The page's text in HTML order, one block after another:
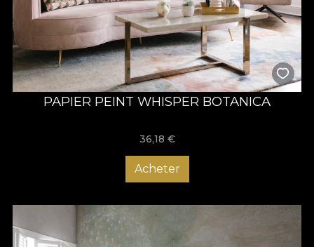
folosite.
De asemenea, pentru ca respectam, iubim si onoram natura, nu
doar prin modelele pe care le pictam, toate materialele
folosite pentru realizarea tapetelor sunt complet ecologice si
reciclabile.
PAPIER PEINT WHISPER BOTANICA
36,18 €
Acheter